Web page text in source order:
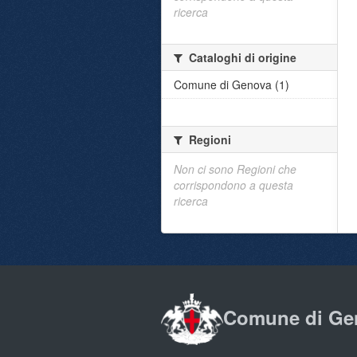
ricerca
Cataloghi di origine
Comune di Genova (1)
Regioni
Non ci sono Regioni che
corrispondono a questa
ricerca
Comune di